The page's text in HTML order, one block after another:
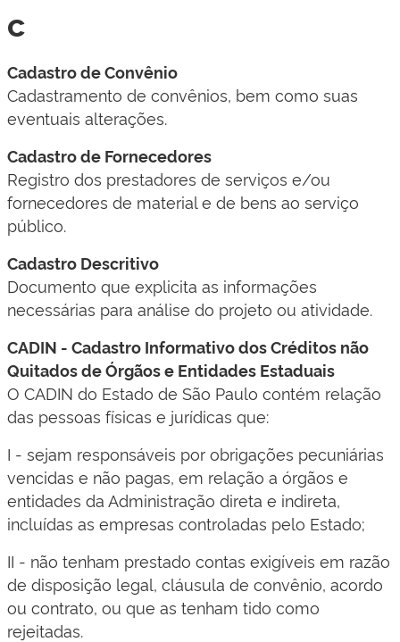
c
Cadastro de Convênio
Cadastramento de convênios, bem como suas
eventuais alterações.
Cadastro de Fornecedores
Registro dos prestadores de serviços e/ou
fornecedores de material e de bens ao serviço
público.
Cadastro Descritivo
Documento que explicita as informações
necessárias para análise do projeto ou atividade.
CADIN - Cadastro Informativo dos Créditos não
Quitados de Órgãos e Entidades Estaduais
O CADIN do Estado de São Paulo contém relação
das pessoas físicas e jurídicas que:
I - sejam responsáveis por obrigações pecuniárias
vencidas e não pagas, em relação a órgãos e
entidades da Administração direta e indireta,
incluídas as empresas controladas pelo Estado;
II - não tenham prestado contas exigíveis em razão
de disposição legal, cláusula de convênio, acordo
ou contrato, ou que as tenham tido como
rejeitadas.